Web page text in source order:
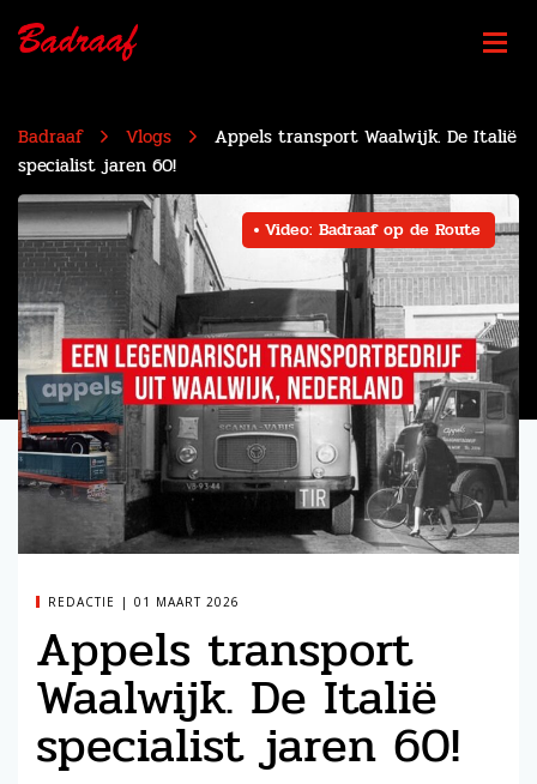
Badraaf Vlogs
Appels transport Waalwijk. De Italië
specialist jaren 60!
Video: Badraaf op de Route
REDACTIE 01 MAART 2026
Appels transport
Waalwijk. De Italië
specialist jaren 60!